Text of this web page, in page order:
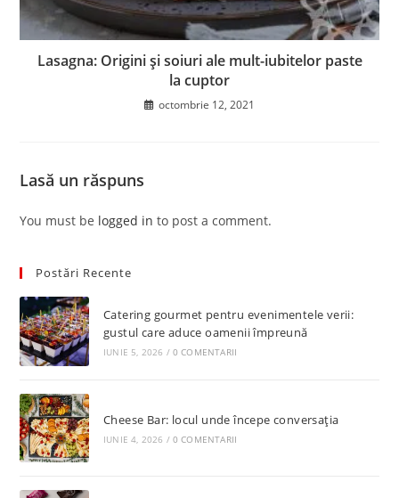
Lasagna: Origini și soiuri ale mult-iubitelor paste
la cuptor
octombrie 12, 2021
Lasă un răspuns
You must be logged in to post a comment.
Postări Recente
Catering gourmet pentru evenimentele verii:
gustul care aduce oamenii împreună
IUNIE 5, 2026 / 0 COMENTARII
Cheese Bar: locul unde începe conversația
IUNIE 4, 2026 / 0 COMENTARII